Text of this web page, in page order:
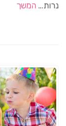
נרות… המשך